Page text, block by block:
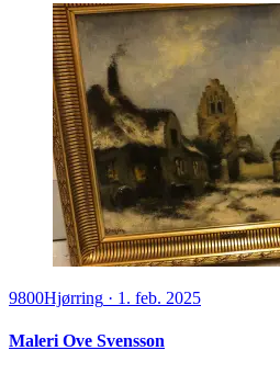
9800Hjørring · 1. feb. 2025
Maleri Ove Svensson